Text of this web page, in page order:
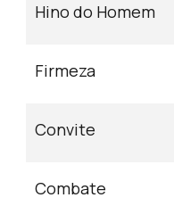
Hino do Homem
Firmeza
Convite
Combate